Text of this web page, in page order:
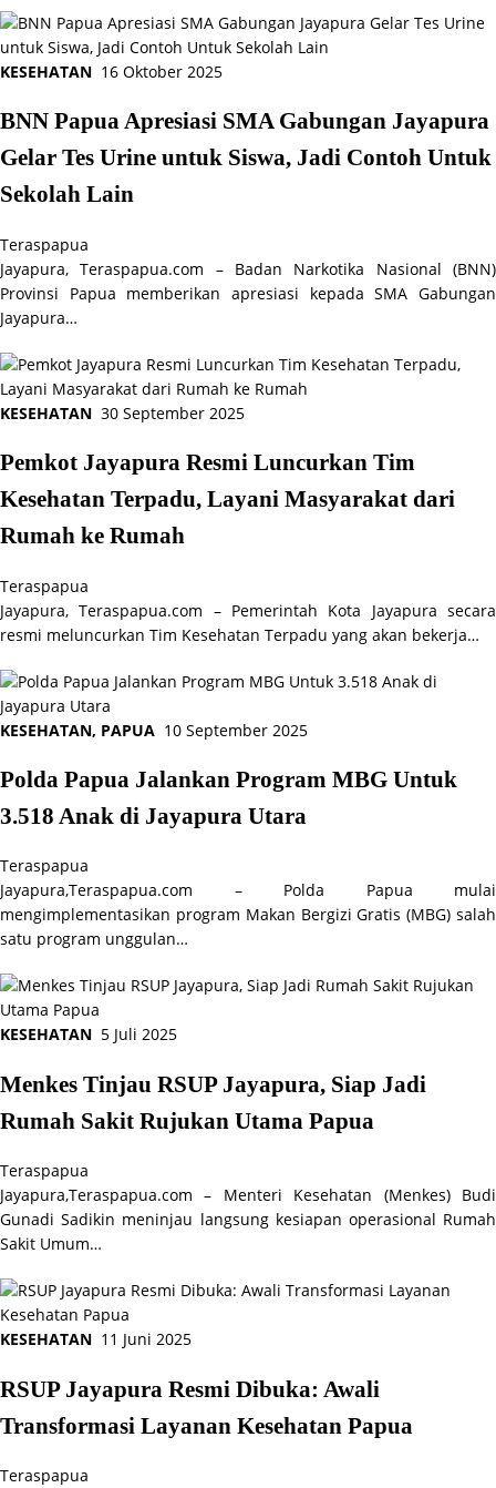
KESEHATAN 16 Oktober 2025
BNN Papua Apresiasi SMA Gabungan Jayapura
Gelar Tes Urine untuk Siswa, Jadi Contoh Untuk
Sekolah Lain
Teraspapua
Jayapura, Teraspapua.com – Badan Narkotika Nasional (BNN)
Provinsi Papua memberikan apresiasi kepada SMA Gabungan
Jayapura…
KESEHATAN 30 September 2025
Pemkot Jayapura Resmi Luncurkan Tim
Kesehatan Terpadu, Layani Masyarakat dari
Rumah ke Rumah
Teraspapua
Jayapura, Teraspapua.com – Pemerintah Kota Jayapura secara
resmi meluncurkan Tim Kesehatan Terpadu yang akan bekerja…
KESEHATAN, PAPUA 10 September 2025
Polda Papua Jalankan Program MBG Untuk
3.518 Anak di Jayapura Utara
Teraspapua
Jayapura,Teraspapua.com – Polda Papua mulai
mengimplementasikan program Makan Bergizi Gratis (MBG) salah
satu program unggulan…
KESEHATAN 5 Juli 2025
Menkes Tinjau RSUP Jayapura, Siap Jadi
Rumah Sakit Rujukan Utama Papua
Teraspapua
Jayapura,Teraspapua.com – Menteri Kesehatan (Menkes) Budi
Gunadi Sadikin meninjau langsung kesiapan operasional Rumah
Sakit Umum…
KESEHATAN 11 Juni 2025
RSUP Jayapura Resmi Dibuka: Awali
Transformasi Layanan Kesehatan Papua
Teraspapua